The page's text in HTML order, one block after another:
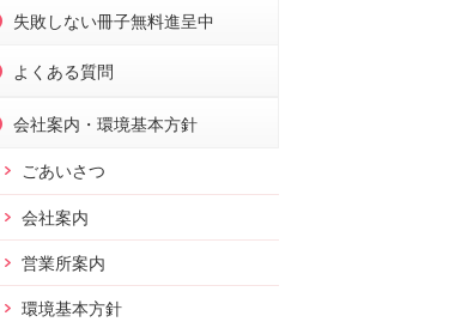
失敗しない冊子無料進呈中
よくある質問
会社案内・環境基本方針
ごあいさつ
会社案内
営業所案内
環境基本方針